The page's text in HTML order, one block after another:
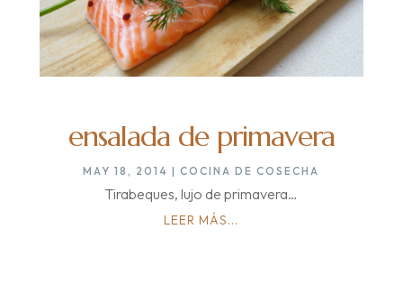
ensalada de primavera
MAY 18, 2014 |COCINA DE COSECHA
Tirabeques, lujo de primavera…
LEER MÁS...